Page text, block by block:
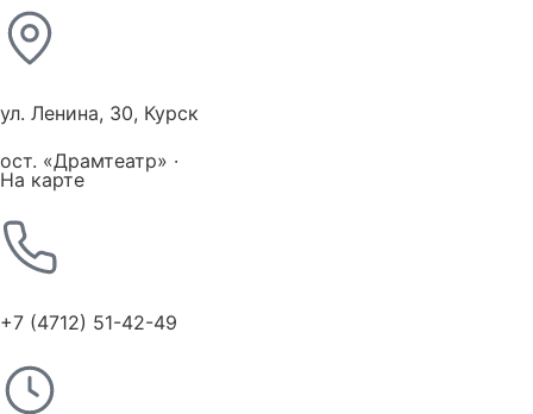
ул. Ленина, 30, Курск
ост. «Драмтеатр» ·
На карте
+7 (4712) 51-42-49